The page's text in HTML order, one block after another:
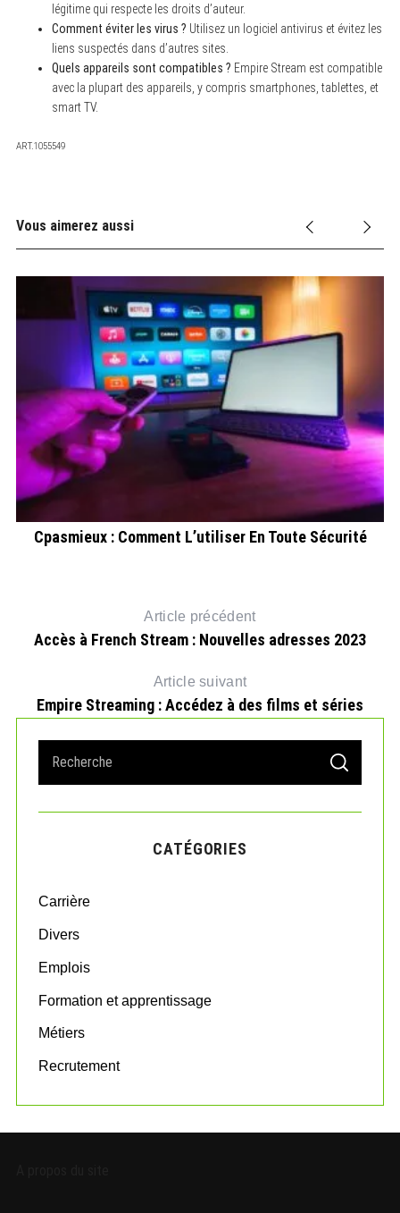
légitime qui respecte les droits d’auteur.
Comment éviter les virus ? Utilisez un logiciel antivirus et évitez les
liens suspectés dans d’autres sites.
Quels appareils sont compatibles ? Empire Stream est compatible
avec la plupart des appareils, y compris smartphones, tablettes, et
smart TV.
ART.1055549
Vous aimerez aussi
Cpasmieux : Comment L’utiliser En Toute Sécurité
Article précédent
Accès à French Stream : Nouvelles adresses 2023
Article suivant
Empire Streaming : Accédez à des films et séries
a
r
o
:
S
A
C
CATÉGORIES
Carrière
Divers
Emplois
Formation et apprentissage
Métiers
Recrutement